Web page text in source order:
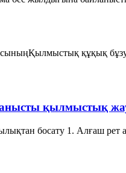
құқық
қылмыстық
босату 1. Алғаш